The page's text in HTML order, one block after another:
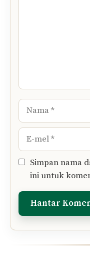
Nama
E-
mel
Simpan nama
ini untuk